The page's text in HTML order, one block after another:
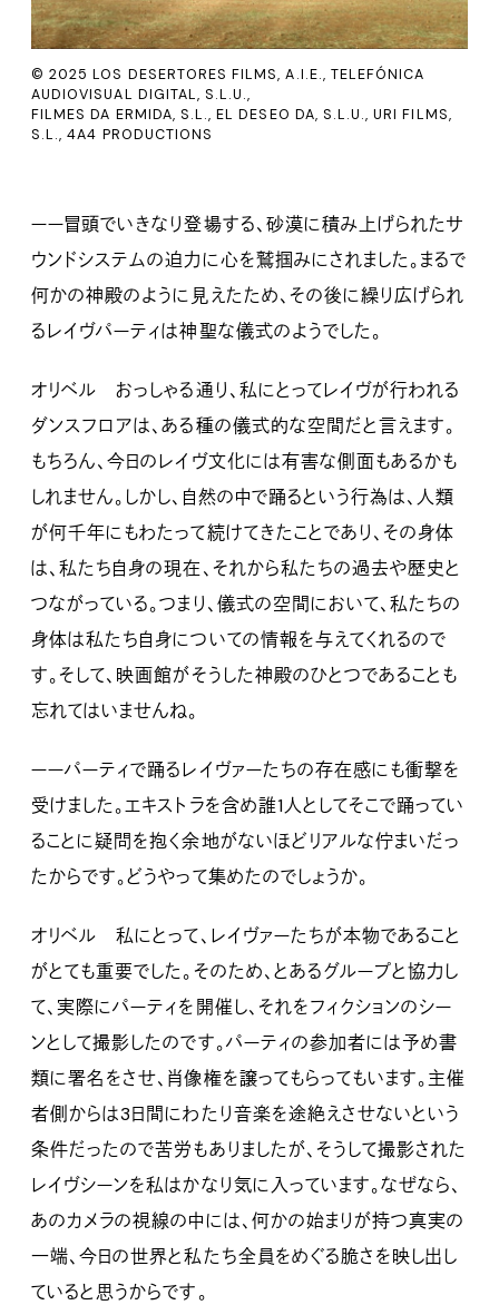
© 2025 LOS DESERTORES FILMS, A.I.E., TELEFÓNICA
AUDIOVISUAL DIGITAL, S.L.U.,
FILMES DA ERMIDA, S.L., EL DESEO DA, S.L.U., URI FILMS,
S.L., 4A4 PRODUCTIONS
ーー冒頭でいきなり登場する、砂漠に積み上げられたサ
ウンドシステムの迫力に心を鷲掴みにされました。まるで
何かの神殿のように見えたため、その後に繰り広げられ
るレイヴパーティは神聖な儀式のようでした。
オリベル おっしゃる通り、私にとってレイヴが行われる
ダンスフロアは、ある種の儀式的な空間だと言えます。
もちろん、今日のレイヴ文化には有害な側面もあるかも
しれません。しかし、自然の中で踊るという行為は、人類
が何千年にもわたって続けてきたことであり、その身体
は、私たち自身の現在、それから私たちの過去や歴史と
つながっている。つまり、儀式の空間において、私たちの
身体は私たち自身についての情報を与えてくれるので
す。そして、映画館がそうした神殿のひとつであることも
忘れてはいませんね。
ーーパーティで踊るレイヴァーたちの存在感にも衝撃を
受けました。エキストラを含め誰1人としてそこで踊ってい
ることに疑問を抱く余地がないほどリアルな佇まいだっ
たからです。どうやって集めたのでしょうか。
オリベル 私にとって、レイヴァーたちが本物であること
がとても重要でした。そのため、とあるグループと協力し
て、実際にパーティを開催し、それをフィクションのシー
ンとして撮影したのです。パーティの参加者には予め書
類に署名をさせ、肖像権を譲ってもらってもいます。主催
者側からは3日間にわたり音楽を途絶えさせないという
条件だったので苦労もありましたが、そうして撮影された
レイヴシーンを私はかなり気に入っています。なぜなら、
あのカメラの視線の中には、何かの始まりが持つ真実の
一端、今日の世界と私たち全員をめぐる脆さを映し出し
ていると思うからです。